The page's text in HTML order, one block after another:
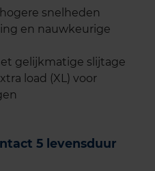
snelheden
en nauwkeurige
gelijkmatige slijtage
load (XL) voor
5 levensduur